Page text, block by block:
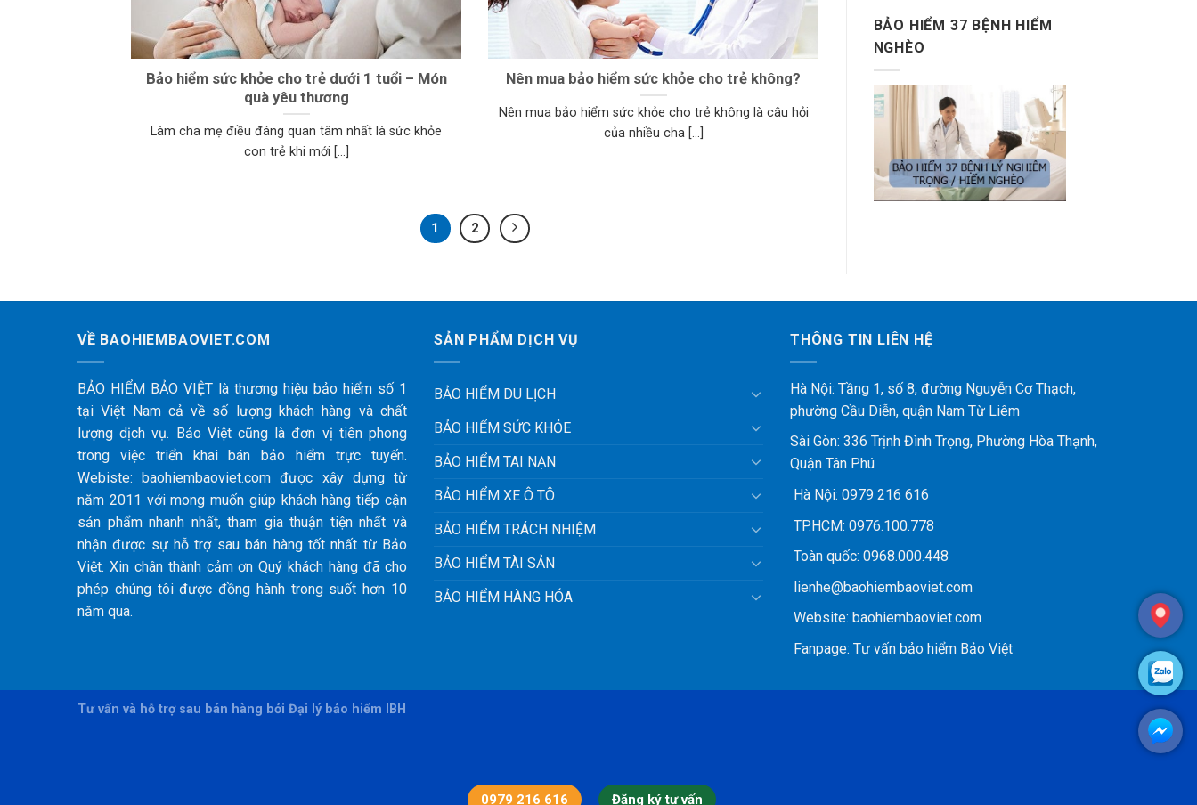
Bảo hiểm sức khỏe cho trẻ dưới 1 tuổi – Món
quà yêu thương
Làm cha mẹ điều đáng quan tâm nhất là sức khỏe
con trẻ khi mới [...]
Nên mua bảo hiểm sức khỏe cho trẻ không?
Nên mua bảo hiểm sức khỏe cho trẻ không là câu hỏi
của nhiều cha [...]
1 2
BẢO HIỂM 37 BỆNH HIỂM
NGHÈO
VỀ BAOHIEMBAOVIET.COM
BẢO HIỂM BẢO VIỆT là thương hiệu bảo hiểm số 1
tại Việt Nam cả về số lượng khách hàng và chất
lượng dịch vụ. Bảo Việt cũng là đơn vị tiên phong
trong việc triển khai bán bảo hiểm trực tuyến.
Webiste: baohiembaoviet.com được xây dựng từ
năm 2011 với mong muốn giúp khách hàng tiếp cận
sản phẩm nhanh nhất, tham gia thuận tiện nhất và
nhận được sự hỗ trợ sau bán hàng tốt nhất từ Bảo
Việt. Xin chân thành cảm ơn Quý khách hàng đã cho
phép chúng tôi được đồng hành trong suốt hơn 10
năm qua.
SẢN PHẨM DỊCH VỤ
BẢO HIỂM DU LỊCH
BẢO HIỂM SỨC KHỎE
BẢO HIỂM TAI NẠN
BẢO HIỂM XE Ô TÔ
BẢO HIỂM TRÁCH NHIỆM
BẢO HIỂM TÀI SẢN
BẢO HIỂM HÀNG HÓA
THÔNG TIN LIÊN HỆ
Hà Nội: Tầng 1, số 8, đường Nguyễn Cơ Thạch,
phường Cầu Diễn, quận Nam Từ Liêm
Sài Gòn: 336 Trịnh Đình Trọng, Phường Hòa Thạnh,
Quận Tân Phú
Hà Nội: 0979 216 616
TP.HCM: 0976.100.778
Toàn quốc: 0968.000.448
lienhe@baohiembaoviet.com
Website: baohiembaoviet.com
Fanpage: Tư vấn bảo hiểm Bảo Việt
Tư vấn và hỗ trợ sau bán hàng bởi Đại lý bảo hiểm IBH
0979 216 616 Đăng ký tư vấn